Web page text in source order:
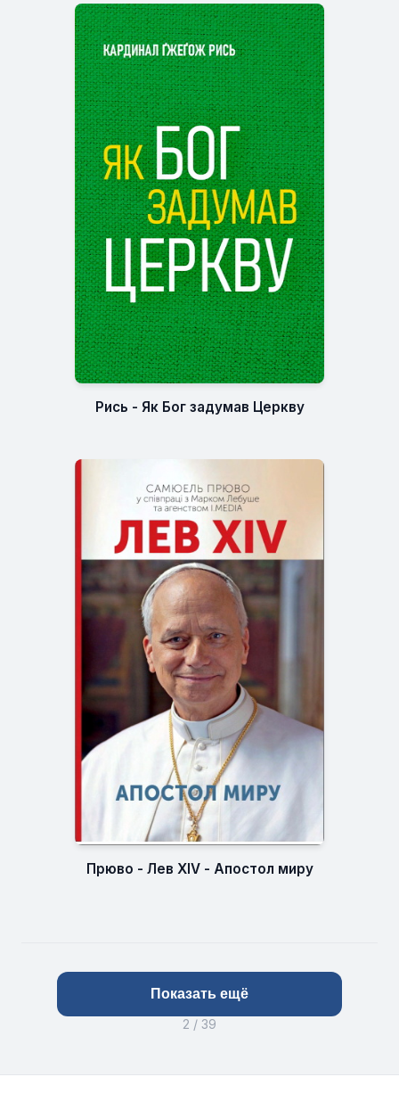
Рись - Як Бог задумав Церкву
Прюво - Лев XIV - Апостол миру
Показать ещё
2 / 39